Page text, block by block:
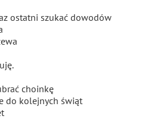
ostatni szukać dowodów
choinkę
do kolejnych świąt